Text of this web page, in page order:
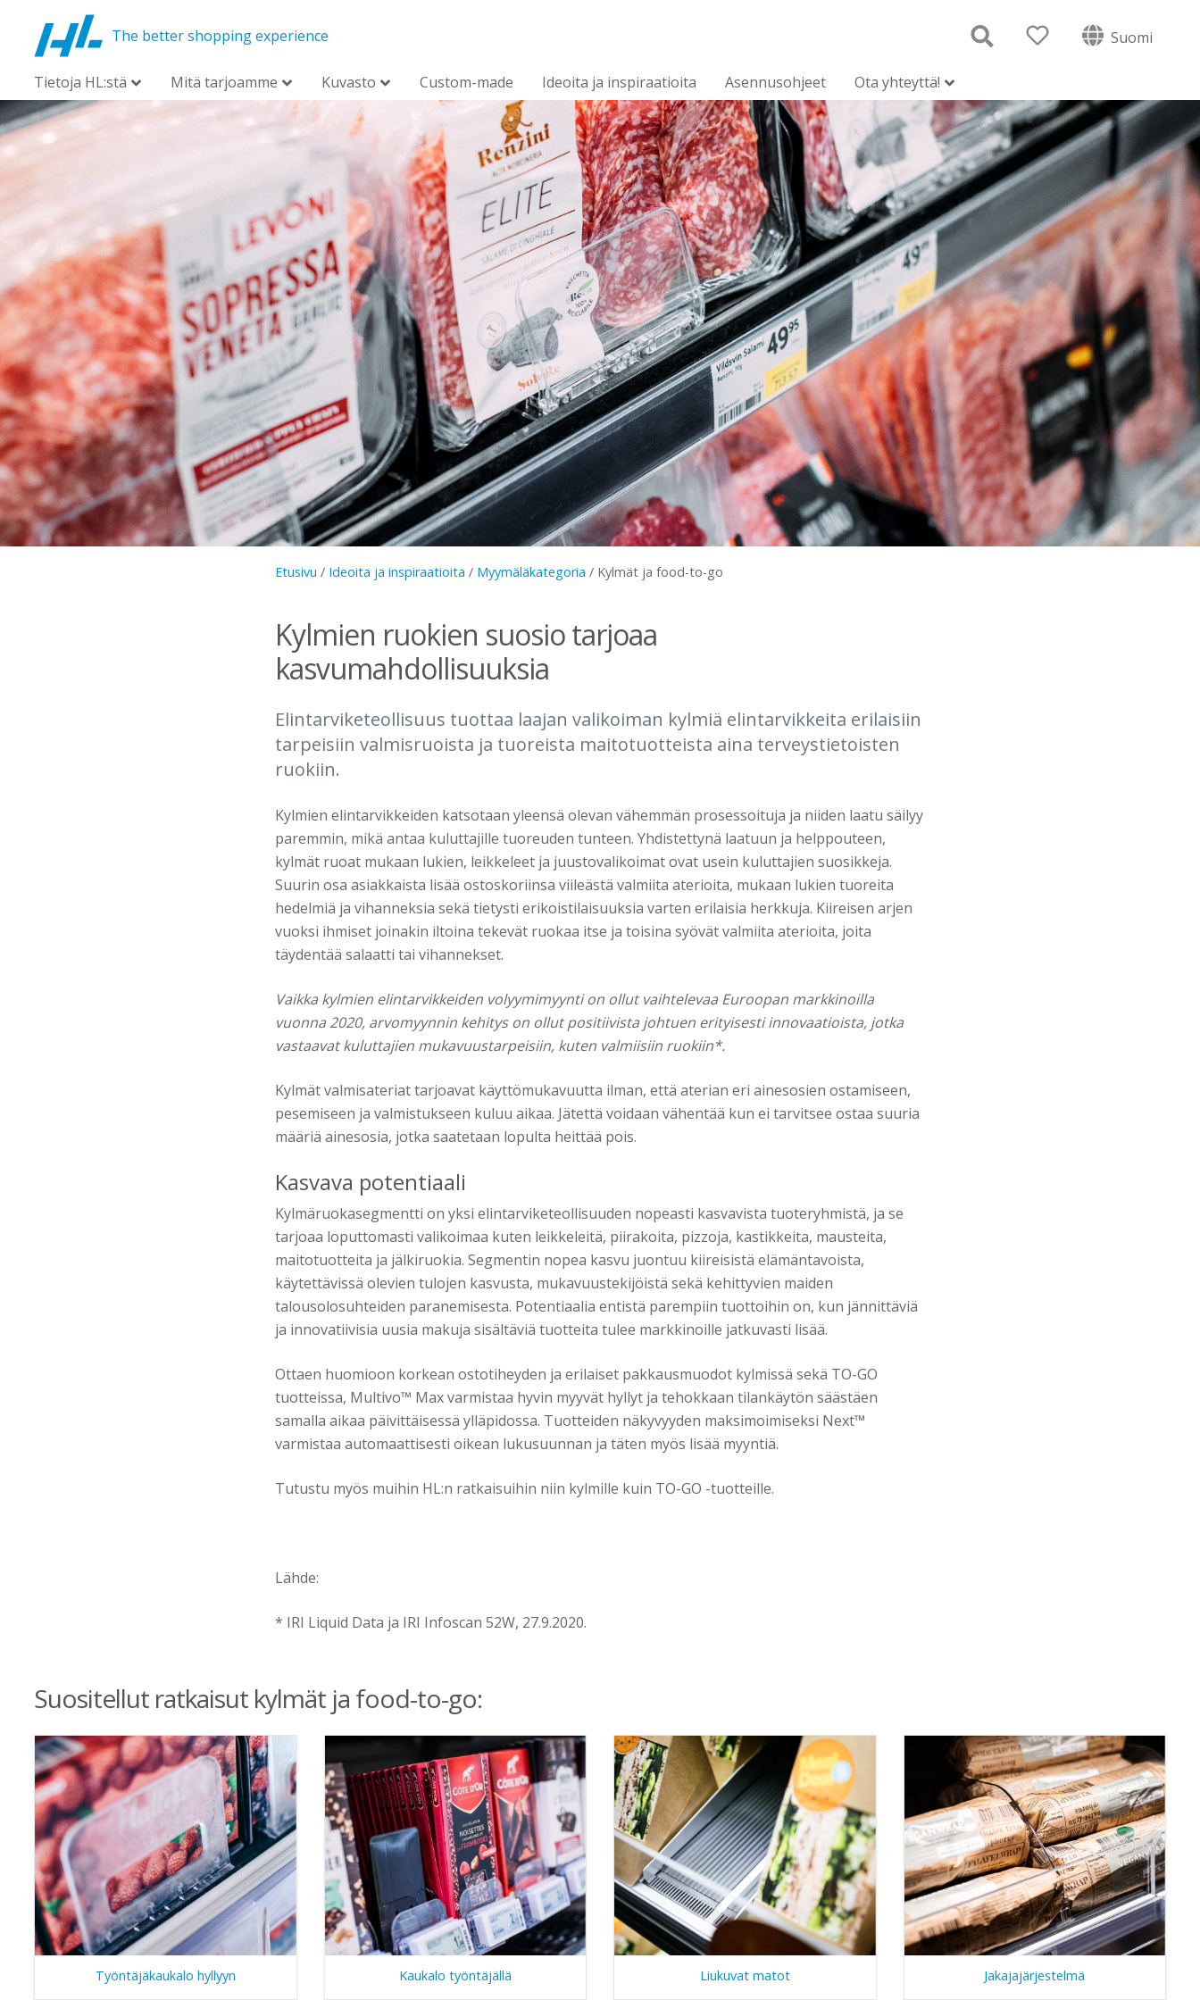
The better shopping experience Suomi
Tietoja HL:stä Mitä tarjoamme Kuvasto Custom-made Ideoita ja inspiraatioita Asennusohjeet Ota yhteyttä!
Etusivu / Ideoita ja inspiraatioita / Myymäläkategoria / Kylmät ja food-to-go
Kylmien ruokien suosio tarjoaa
kasvumahdollisuuksia
Elintarviketeollisuus tuottaa laajan valikoiman kylmiä elintarvikkeita erilaisiin
tarpeisiin valmisruoista ja tuoreista maitotuotteista aina terveystietoisten
ruokiin.
Kylmien elintarvikkeiden katsotaan yleensä olevan vähemmän prosessoituja ja niiden laatu säilyy
paremmin, mikä antaa kuluttajille tuoreuden tunteen. Yhdistettynä laatuun ja helppouteen,
kylmät ruoat mukaan lukien, leikkeleet ja juustovalikoimat ovat usein kuluttajien suosikkeja.
Suurin osa asiakkaista lisää ostoskoriinsa viileästä valmiita aterioita, mukaan lukien tuoreita
hedelmiä ja vihanneksia sekä tietysti erikoistilaisuuksia varten erilaisia herkkuja. Kiireisen arjen
vuoksi ihmiset joinakin iltoina tekevät ruokaa itse ja toisina syövät valmiita aterioita, joita
täydentää salaatti tai vihannekset.
Vaikka kylmien elintarvikkeiden volyymimyynti on ollut vaihtelevaa Euroopan markkinoilla
vuonna 2020, arvomyynnin kehitys on ollut positiivista johtuen erityisesti innovaatioista, jotka
vastaavat kuluttajien mukavuustarpeisiin, kuten valmiisiin ruokiin*.
Kylmät valmisateriat tarjoavat käyttömukavuutta ilman, että aterian eri ainesosien ostamiseen,
pesemiseen ja valmistukseen kuluu aikaa. Jätettä voidaan vähentää kun ei tarvitsee ostaa suuria
määriä ainesosia, jotka saatetaan lopulta heittää pois.
Kasvava potentiaali
Kylmäruokasegmentti on yksi elintarviketeollisuuden nopeasti kasvavista tuoteryhmistä, ja se
tarjoaa loputtomasti valikoimaa kuten leikkeleitä, piirakoita, pizzoja, kastikkeita, mausteita,
maitotuotteita ja jälkiruokia. Segmentin nopea kasvu juontuu kiireisistä elämäntavoista,
käytettävissä olevien tulojen kasvusta, mukavuustekijöistä sekä kehittyvien maiden
talousolosuhteiden paranemisesta. Potentiaalia entistä parempiin tuottoihin on, kun jännittäviä
ja innovatiivisia uusia makuja sisältäviä tuotteita tulee markkinoille jatkuvasti lisää.
Ottaen huomioon korkean ostotiheyden ja erilaiset pakkausmuodot kylmissä sekä TO-GO
tuotteissa, Multivo™ Max varmistaa hyvin myyvät hyllyt ja tehokkaan tilankäytön säästäen
samalla aikaa päivittäisessä ylläpidossa. Tuotteiden näkyvyyden maksimoimiseksi Next™
varmistaa automaattisesti oikean lukusuunnan ja täten myös lisää myyntiä.
Tutustu myös muihin HL:n ratkaisuihin niin kylmille kuin TO-GO -tuotteille.
Lähde:
* IRI Liquid Data ja IRI Infoscan 52W, 27.9.2020.
Suositellut ratkaisut kylmät ja food-to-go:
Työntäjäkaukalo hyllyyn Kaukalo työntäjällä Liukuvat matot Jakajajärjestelmä